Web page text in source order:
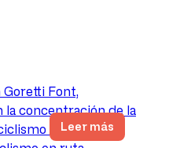
Leer más